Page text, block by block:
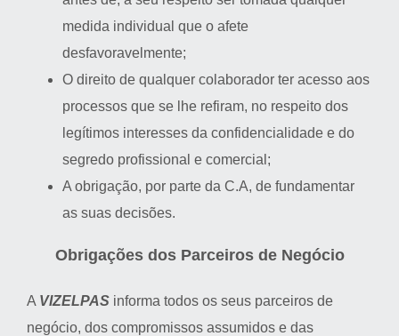
medida individual que o afete
desfavoravelmente;
O direito de qualquer colaborador ter acesso aos
processos que se lhe refiram, no respeito dos
legítimos interesses da confidencialidade e do
segredo profissional e comercial;
A obrigação, por parte da C.A, de fundamentar
as suas decisões.
Obrigações dos Parceiros de Negócio
A VIZELPASinforma todos os seus parceiros de
negócio, dos compromissos assumidos e das